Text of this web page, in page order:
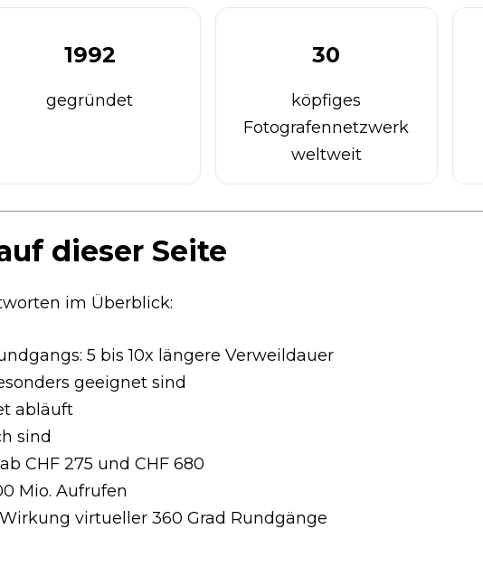
1992
gegründet
30
köpfiges
Fotografennetzwerk
weltweit
dieser Seite
im Überblick:
5 bis 10x längere Verweildauer
geeignet sind
abläuft
sind
CHF 275 und CHF 680
Mio. Aufrufen
virtueller 360 Grad Rundgänge